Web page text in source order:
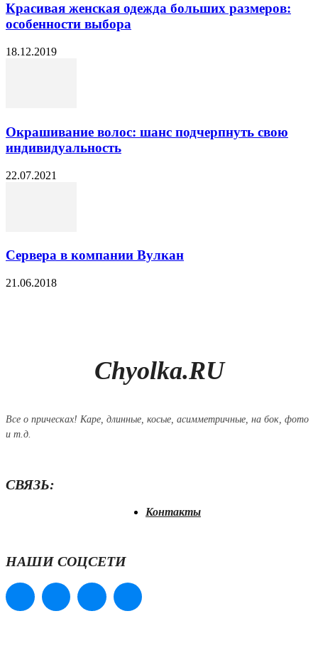
Красивая женская одежда больших размеров:
особенности выбора
18.12.2019
Окрашивание волос: шанс подчерпнуть свою
индивидуальность
22.07.2021
Сервера в компании Вулкан
21.06.2018
Chyolka.RU
Все о прическах! Каре, длинные, косые, асимметричные, на бок, фото
и т.д.
СВЯЗЬ:
Контакты
НАШИ СОЦСЕТИ